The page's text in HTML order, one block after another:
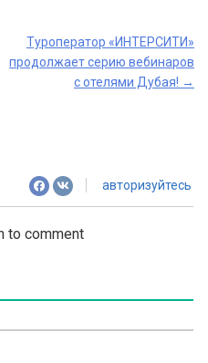
Туроператор «ИНТЕРСИТИ»
продолжает серию вебинаров
с отелями Дубая! →
авторизуйтесь
to comment